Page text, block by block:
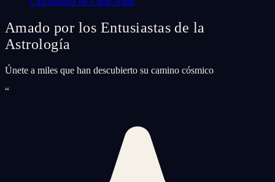
Amado por los Entusiastas de la
Astrología
Únete a miles que han descubierto su camino cósmico
“